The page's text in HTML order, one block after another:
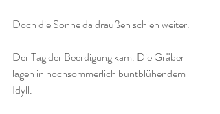
Doch die Sonne da draußen schien weiter.
Der Tag der Beerdigung kam. Die Gräber
lagen in hochsommerlich buntblühendem
Idyll.